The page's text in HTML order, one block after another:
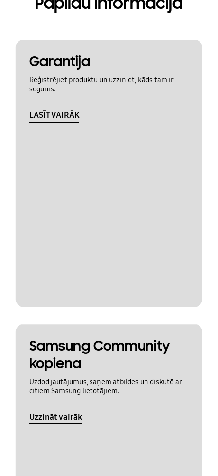
Garantija
Reģistrējiet produktu un uzziniet, kāds tam ir
segums.
LASĪT VAIRĀK
Samsung Community
kopiena
Uzdod jautājumus, saņem atbildes un diskutē ar
citiem Samsung lietotājiem.
Uzzināt vairāk